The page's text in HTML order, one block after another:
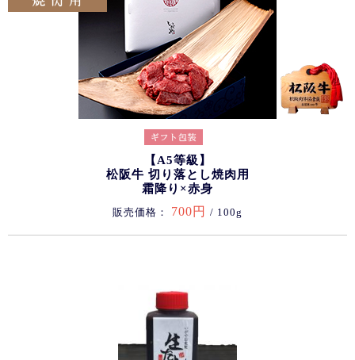
【A5等級】
松阪牛 切り落とし焼肉用
霜降り×赤身
販売価格： 700円 / 100g